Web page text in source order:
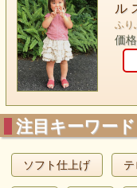
ル
ふり
価
注目キーワード
ソフト仕上げ テ